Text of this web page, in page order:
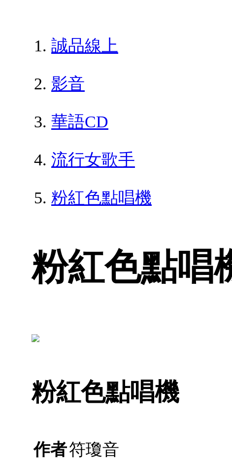
誠品線上
影音
華語CD
流行女歌手
粉紅色點唱機
粉紅色點唱
粉紅色點唱機
作者符瓊音